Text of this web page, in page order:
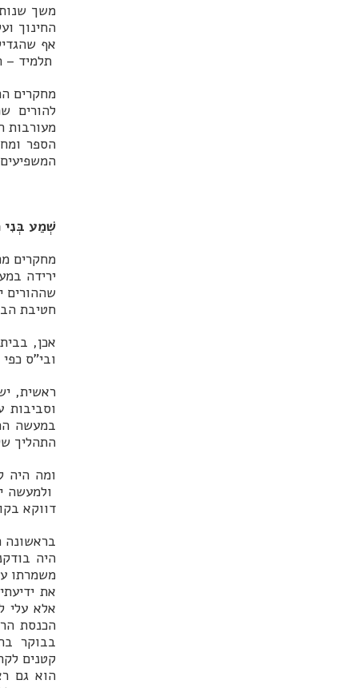
משך
החינוך
אף
תלמיד –
מחקרים
להורים
מעורבות
הספר
שְׁמַע בְּנִי
מחקרים
ירידה
שההורים
חטיבת
אכן,
ובי"ס
ראשית,
במעשה
התהליך
ומה היה
ולמעשה
דווקא
בראשונה
היה
משמרתו
את
אלא עלי
הכנסת
בבוקר
קטנים
הוא גם